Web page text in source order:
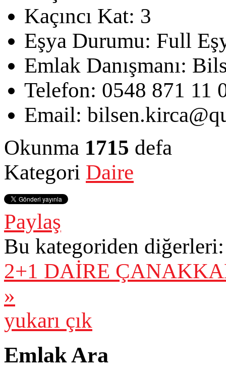
Kaçıncı Kat: 3
Eşya Durumu: Full
Emlak Danışmanı:
Telefon: 0548 871 11
Email:
Okunma 1715 defa
Kategori Daire
Paylaş
Bu kategoriden diğerleri:
2+1 DAİRE
»
yukarı çık
Emlak Ara